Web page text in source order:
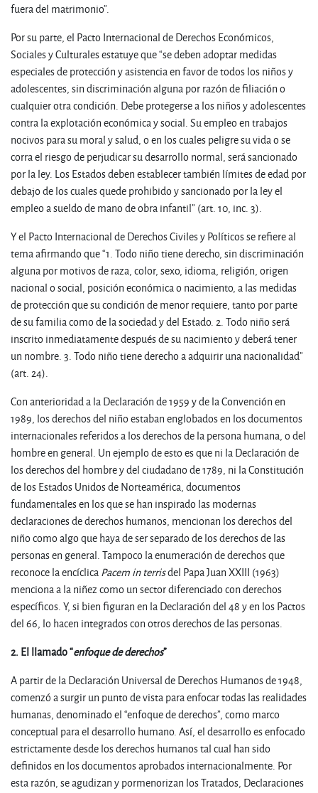
fuera del matrimonio”.
Por su parte, el Pacto Internacional de Derechos Económicos,
Sociales y Culturales estatuye que “se deben adoptar medidas
especiales de protección y asistencia en favor de todos los niños y
adolescentes, sin discriminación alguna por razón de filiación o
cualquier otra condición. Debe protegerse a los niños y adolescentes
contra la explotación económica y social. Su empleo en trabajos
nocivos para su moral y salud, o en los cuales peligre su vida o se
corra el riesgo de perjudicar su desarrollo normal, será sancionado
por la ley. Los Estados deben establecer también límites de edad por
debajo de los cuales quede prohibido y sancionado por la ley el
empleo a sueldo de mano de obra infantil” (art. 10, inc. 3).
Y el Pacto Internacional de Derechos Civiles y Políticos se refiere al
tema afirmando que “1. Todo niño tiene derecho, sin discriminación
alguna por motivos de raza, color, sexo, idioma, religión, origen
nacional o social, posición económica o nacimiento, a las medidas
de protección que su condición de menor requiere, tanto por parte
de su familia como de la sociedad y del Estado. 2. Todo niño será
inscrito inmediatamente después de su nacimiento y deberá tener
un nombre. 3. Todo niño tiene derecho a adquirir una nacionalidad”
(art. 24).
Con anterioridad a la Declaración de 1959 y de la Convención en
1989, los derechos del niño estaban englobados en los documentos
internacionales referidos a los derechos de la persona humana, o del
hombre en general. Un ejemplo de esto es que ni la Declaración de
los derechos del hombre y del ciudadano de 1789, ni la Constitución
de los Estados Unidos de Norteamérica, documentos
fundamentales en los que se han inspirado las modernas
declaraciones de derechos humanos, mencionan los derechos del
niño como algo que haya de ser separado de los derechos de las
personas en general. Tampoco la enumeración de derechos que
reconoce la encíclicaPacem in terrisdel Papa Juan XXIII (1963)
menciona a la niñez como un sector diferenciado con derechos
específicos. Y, si bien figuran en la Declaración del 48 y en los Pactos
del 66, lo hacen integrados con otros derechos de las personas.
2. El llamado “enfoque de derechos”
A partir de la Declaración Universal de Derechos Humanos de 1948,
comenzó a surgir un punto de vista para enfocar todas las realidades
humanas, denominado el “enfoque de derechos”, como marco
conceptual para el desarrollo humano. Así, el desarrollo es enfocado
estrictamente desde los derechos humanos tal cual han sido
definidos en los documentos aprobados internacionalmente. Por
esta razón, se agudizan y pormenorizan los Tratados, Declaraciones